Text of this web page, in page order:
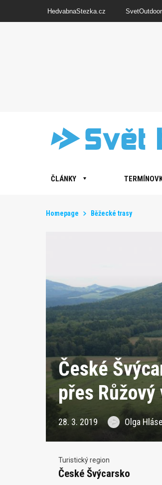
HedvabnaStezka.cz
ČLÁNKY
Homepage Běžecké trasy
České
přes Růžový
28. 3. 2019 Olga
Turistický region
České Švýcarsko